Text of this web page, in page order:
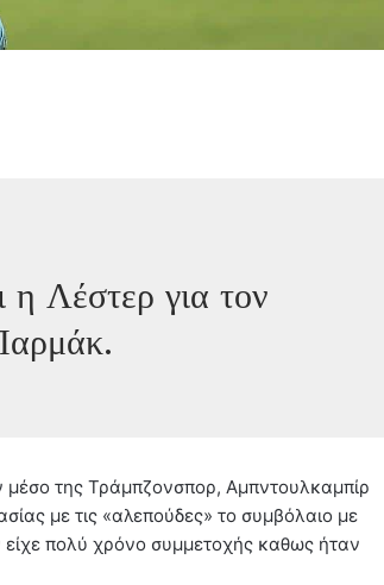
η Λέστερ για τον
μέσο της Τράμπζονσπορ, Αμπντουλκαμπίρ
με τις «αλεπούδες» το συμβόλαιο με
πολύ χρόνο συμμετοχής καθως ήταν